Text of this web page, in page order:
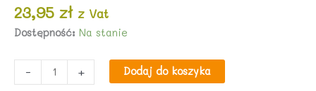
23,95 zł z Vat
Dostępność: Na stanie
-
PASTA
+ Dodaj do koszyka